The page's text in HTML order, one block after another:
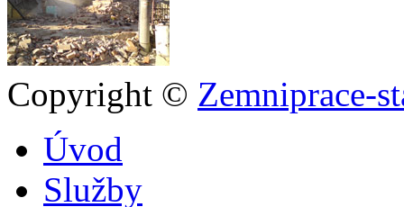
Copyright © Zemniprace-
Úvod
Služby